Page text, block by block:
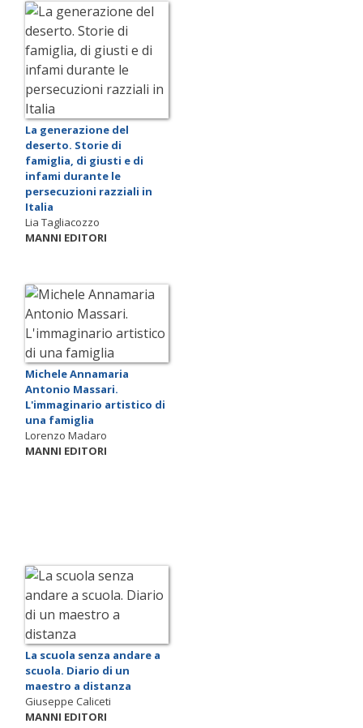
La generazione del
deserto. Storie di
famiglia, di giusti e di
infami durante le
persecuzioni razziali in
Italia
Lia Tagliacozzo
MANNI EDITORI
Michele Annamaria
Antonio Massari.
L'immaginario artistico di
una famiglia
Lorenzo Madaro
MANNI EDITORI
La scuola senza andare a
scuola. Diario di un
maestro a distanza
Giuseppe Caliceti
MANNI EDITORI